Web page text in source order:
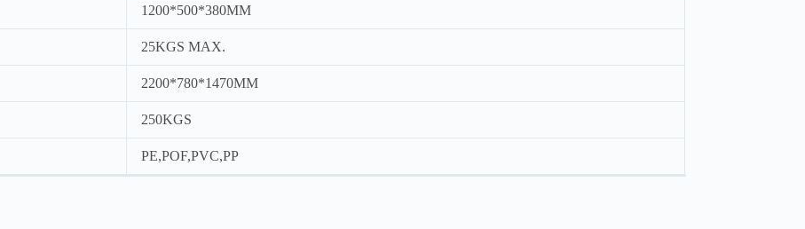
1200*500*380MM
25KGS MAX.
2200*780*1470MM
250KGS
PE,POF,PVC,PP